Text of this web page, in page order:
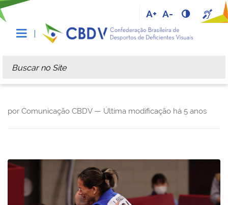
A+ A-
Busca
Busca Avançada…
por Comunicação CBDV — Última modificação há 5 anos